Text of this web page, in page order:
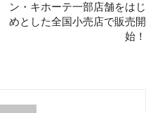
ン・キホーテ一部店舗をはじ
めとした全国小売店で販売開
始！